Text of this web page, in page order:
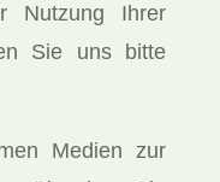
Nutzung Ihrer
Sie uns bitte
Medien zur